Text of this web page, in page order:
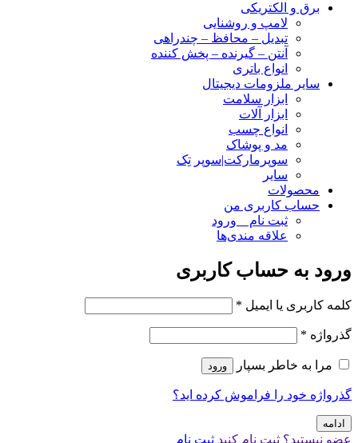
برق و الکتریکی
لامپ و روشنایی
تبدیل – محافظ – چندراهی
آنتن – گیرنده – پخش کننده
انواع باتری
سایر ملزومات دیجیتال
ابزار سلامت
ابزار آلات
انواع چسب
مد و پوشاک
سوپرمارکت|سوپر تِک
سایر
محصولات
حساب کاربری من
ثبت نام _ ورود
علاقه مندی‌ها
ورود به حساب کاربری
کلمه کاربری یا ایمیل *
گذرواژه *
مرا به خاطر بسپار ورود
گذرواژه خود را فراموش کرده اید؟
ادامه
عضو نیستید؟ ثبت نام کنید ثبت نام